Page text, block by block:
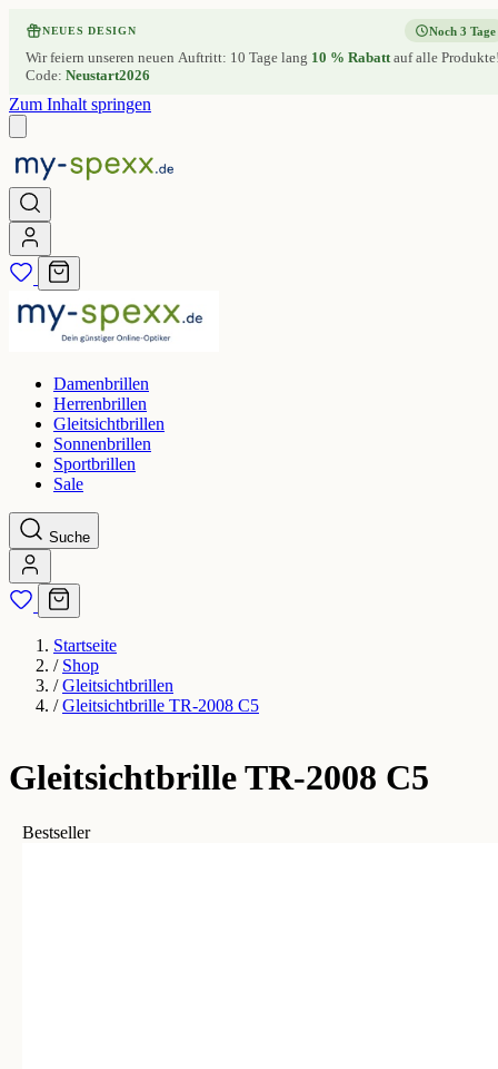
NEUES DESIGN
Wir feiern unseren neuen Auftritt: 10 Tage lang 10 % Rabattauf alle
Code: Neustart2026
Noch 3 Tage
Zum Inhalt springen
Damenbrillen
Herrenbrillen
Gleitsichtbrillen
Sonnenbrillen
Sportbrillen
Sale
Suche
Startseite
/ Shop
/ Gleitsichtbrillen
/ Gleitsichtbrille TR-2008 C5
Gleitsichtbrille TR-2008 C5
Bestseller